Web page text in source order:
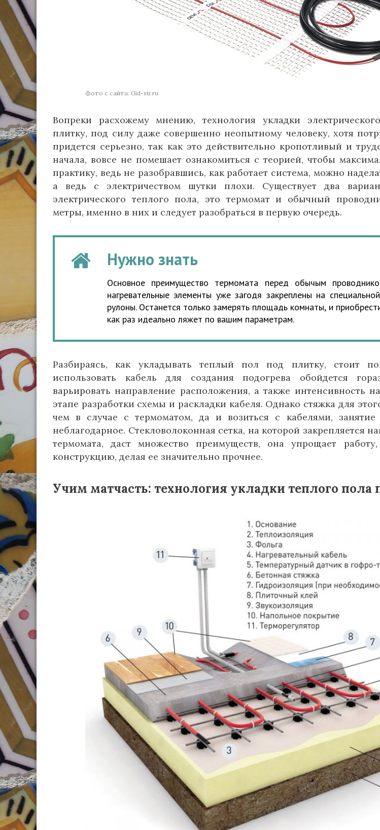
Фото с сайта: Gid-str.ru
Вопреки расхожему мнению, технология укладки
плитку, под силу даже совершенно неопытному человеку, хотя
придется серьезно, так как это действительно кропотливый и
начала, вовсе не помешает ознакомиться с теорией, чтобы
практику, ведь не разобравшись, как работает система, можно
а ведь с электричеством шутки плохи. Существует два
электрического теплого пола, это термомат и обычный
метры, именно в них и следует разобраться в первую очередь.
Нужно знать
Основное преимущество термомата перед обычым
нагревательные элементы уже загодя закреплены на
рулоны. Останется только замерять площадь комнаты, и
как раз идеально ляжет по вашим параметрам.
Разбираясь, как укладывать теплый пол под плитку, стоит
использовать кабель для создания подогрева обойдется
варьировать направление расположения, а также интенсивность
этапе разработки схемы и раскладки кабеля. Однако стяжка для
чем в случае с термоматом, да и возиться с кабелями,
неблагодарное. Стекловолоконная сетка, на которой закрепляется
термомата, даст множество преимуществ, она упрощает
конструкцию, делая ее значительно прочнее.
Учим матчасть: технология укладки теплого пола